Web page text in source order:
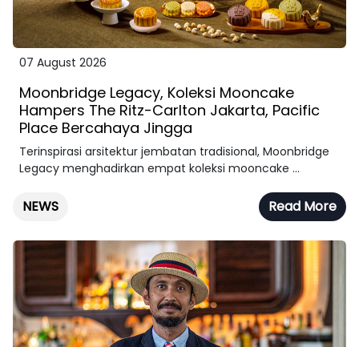
07 August 2026
Moonbridge Legacy, Koleksi Mooncake
Hampers The Ritz-Carlton Jakarta, Pacific
Place Bercahaya Jingga
Terinspirasi arsitektur jembatan tradisional, Moonbridge
Legacy menghadirkan empat koleksi mooncake ...
NEWS Read More